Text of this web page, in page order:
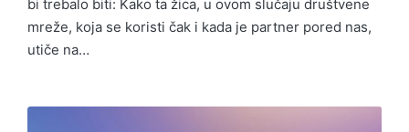
bi trebalo biti: Kako ta žica, u ovom slučaju društvene
mreže, koja se koristi čak i kada je partner pored nas,
utiče na…